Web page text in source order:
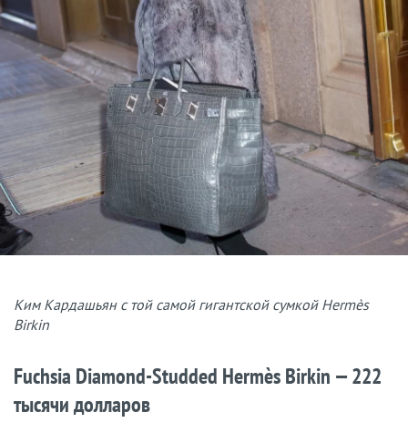
Ким Кардашьян с той самой гигантской сумкой Hermès
Birkin
Fuchsia Diamond-Studded Hermès Birkin — 222
тысячи долларов